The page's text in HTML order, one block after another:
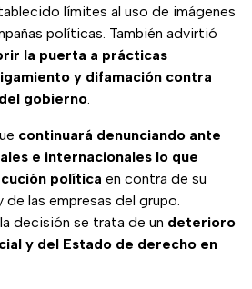
límites al uso de imágenes
políticas. También advirtió
la puerta a prácticas
y difamación contra
gobierno.
continuará denunciando ante
e internacionales lo que
política en contra de su
las empresas del grupo.
decisión se trata de un deterioro
y del Estado de derecho en